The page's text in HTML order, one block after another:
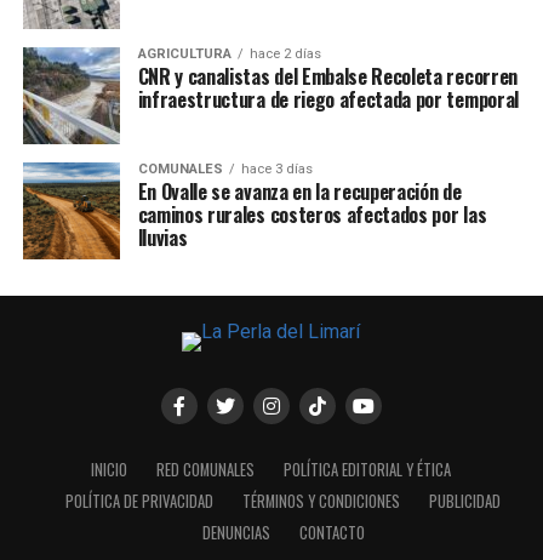
AGRICULTURA hace 2 días
CNR y canalistas del Embalse Recoleta recorren
infraestructura de riego afectada por temporal
COMUNALES hace 3 días
En Ovalle se avanza en la recuperación de
caminos rurales costeros afectados por las
lluvias
INICIO RED COMUNALES
POLÍTICA EDITORIAL Y ÉTICA
POLÍTICA DE PRIVACIDAD
TÉRMINOS Y CONDICIONES
PUBLICIDAD
DENUNCIAS
CONTACTO